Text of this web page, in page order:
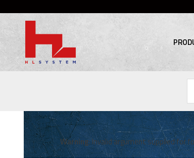
Warning: Invalid argument supplied for